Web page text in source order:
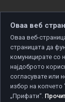
Copyright ©
Оваа веб
Оваа веб-
страницата да
комуницирате со
најдоброто
согласувате или
избор на копчето
„Прифати“.